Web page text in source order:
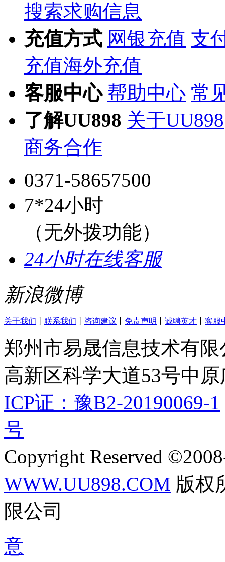
搜索求购信息
充值方式 网银充值 支
充值海外充值
客服中心 帮助中心 常
了解UU898 关于UU898
商务合作
0371-58657500
7*24小时
（无外拨功能）
24小时在线客服
新浪微博
关于我们 联系我们 咨询建议 免责声明 诚聘英才 客服
郑州市易晟信息技术有
高新区科学大道53号中
ICP证：豫B2-20190069-1
号
Copyright Reserved
WWW.UU898.COM 版权
限公司
意